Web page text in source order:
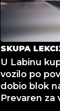
SKUPA
U Labinu
vozilo po
dobio blok
Prevaren za